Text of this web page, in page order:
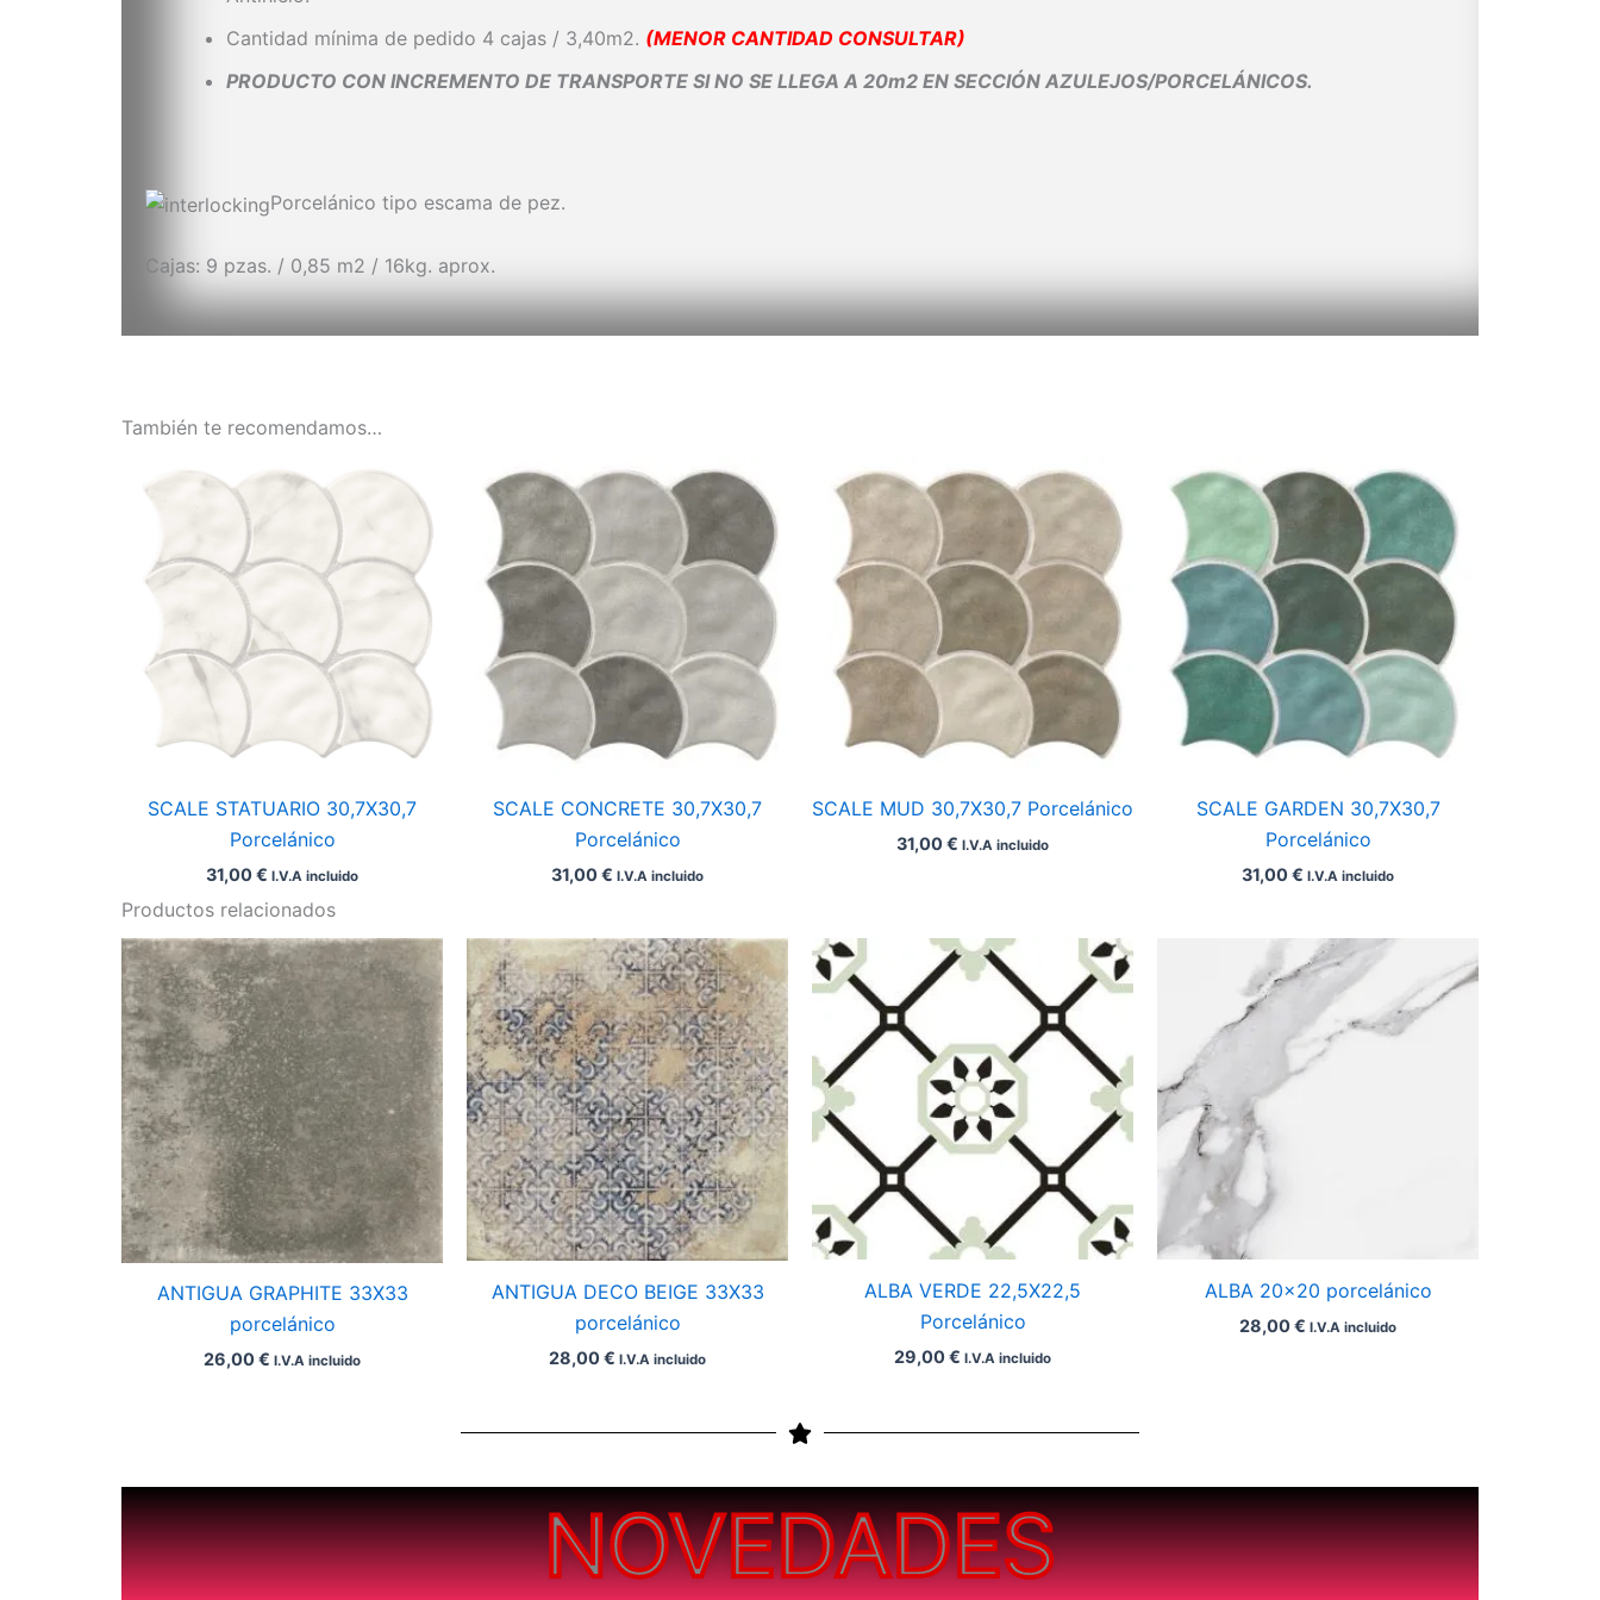
Cantidad mínima de pedido 4 cajas / 3,40m2. (MENOR CANTIDAD CONSULTAR)
PRODUCTO CON INCREMENTO DE TRANSPORTE SI NO SE LLEGA A 20m2 EN SECCIÓN AZULEJOS/PORCELÁNICOS.
Porcelánico tipo escama de pez.
Cajas: 9 pzas. / 0,85 m2 / 16kg. aprox.
También te recomendamos…
SCALE STATUARIO 30,7X30,7
Porcelánico
31,00€ I.V.A incluido
SCALE CONCRETE 30,7X30,7
Porcelánico
31,00€ I.V.A incluido
SCALE MUD 30,7X30,7 Porcelánico
31,00€ I.V.A incluido
SCALE GARDEN 30,7X30,7
Porcelánico
31,00€ I.V.A incluido
Productos relacionados
ANTIGUA GRAPHITE 33X33
porcelánico
26,00€ I.V.A incluido
ANTIGUA DECO BEIGE 33X33
porcelánico
28,00€ I.V.A incluido
ALBA VERDE 22,5X22,5
Porcelánico
29,00€ I.V.A incluido
ALBA 20×20 porcelánico
28,00€ I.V.A incluido
NOVEDADES